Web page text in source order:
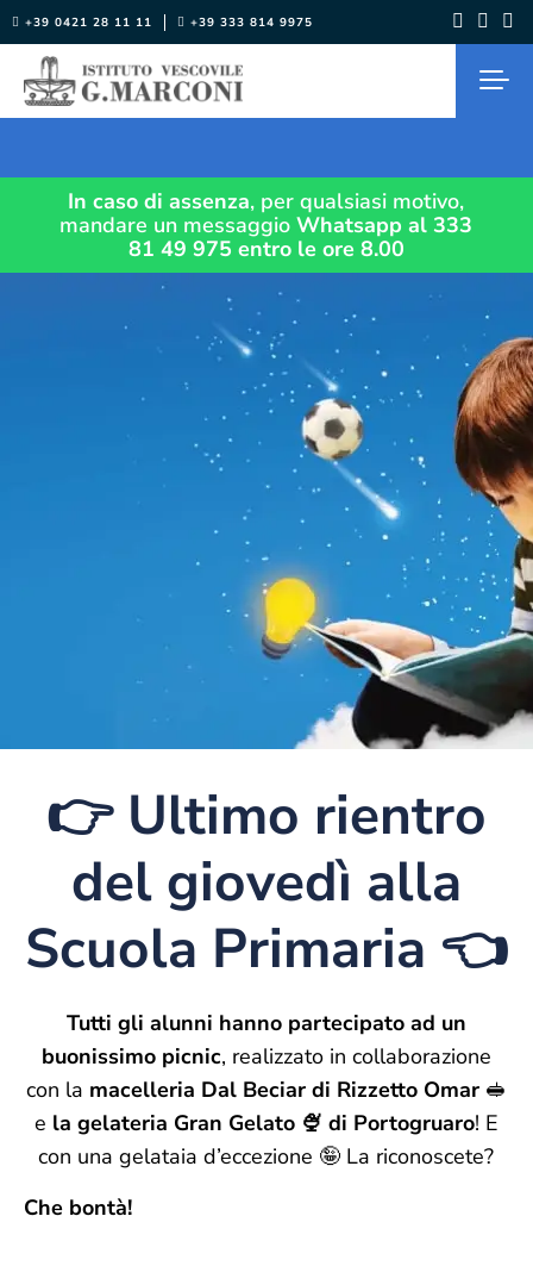
Salta
al
contenuto
+39 0421 28 11 11 +39 333 814 9975
In caso di assenza, per qualsiasi motivo,
mandare un messaggioWhatsapp al 333
81 49 975 entro le ore 8.00
👉 Ultimo rientro
del giovedì alla
Scuola Primaria 👈
Tutti gli alunni hanno partecipato ad un
buonissimo picnic, realizzato in collaborazione
con la macelleria Dal Beciar di Rizzetto Omar🥪
e la gelateria Gran Gelato 🍨 di Portogruaro! E
con una gelataia d’eccezione 🤪 La riconoscete?
Che bontà!